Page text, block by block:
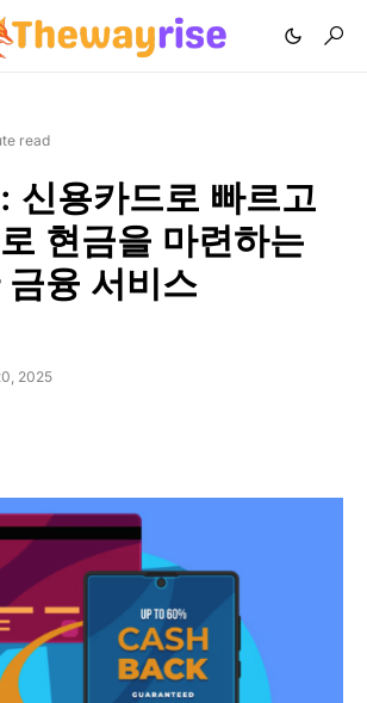
read
신용카드로 빠르고
현금을 마련하는
융 서비스
2025